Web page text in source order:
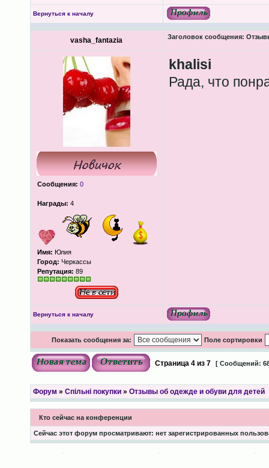
Вернуться к началу
vasha_fantazia Заголовок сообщения:
Сообщения: 0
Награды: 4
Имя: Юлия
Город: Черкассы
Репутация: 89
khalisi
Рада, что
Вернуться к началу
Показать сообщения за: Поле сортировки
Страница 4из 7 [ Сообщений:
Форум » Спільні покупки» Отзывы об одежде и обуви для детей
Кто сейчас на конференции
Сейчас этот форум просматривают: нет зарегистрированных